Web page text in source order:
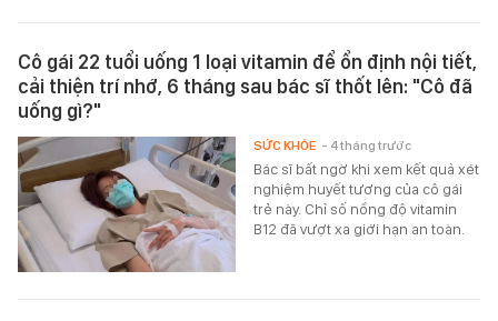
Cô gái 22 tuổi uống 1 loại vitamin để ổn định nội tiết,
cải thiện trí nhớ, 6 tháng sau bác sĩ thốt lên: "Cô đã
uống gì?"
Bác sĩ bất ngờ khi xem kết quả xét
nghiệm huyết tương của cô gái
trẻ này. Chỉ số nồng độ vitamin
B12 đã vượt xa giới hạn an toàn.
SỨC KHỎE - 4 tháng trước